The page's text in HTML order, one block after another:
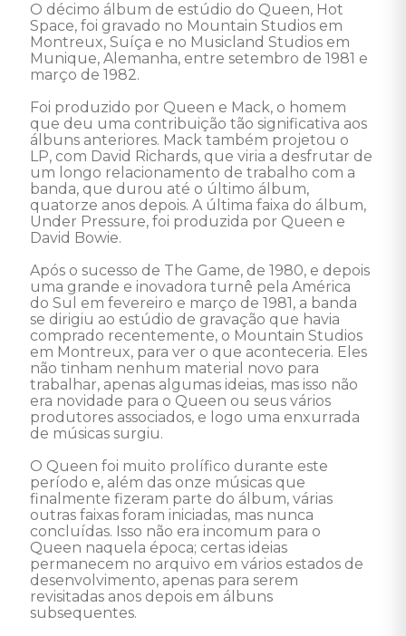
O décimo álbum de estúdio do Queen, Hot
Space, foi gravado no Mountain Studios em
Montreux, Suíça e no Musicland Studios em
Munique, Alemanha, entre setembro de 1981 e
março de 1982.
Foi produzido por Queen e Mack, o homem
que deu uma contribuição tão significativa aos
álbuns anteriores. Mack também projetou o
LP, com David Richards, que viria a desfrutar de
um longo relacionamento de trabalho com a
banda, que durou até o último álbum,
quatorze anos depois. A última faixa do álbum,
Under Pressure, foi produzida por Queen e
David Bowie.
Após o sucesso de The Game, de 1980, e depois
uma grande e inovadora turnê pela América
do Sul em fevereiro e março de 1981, a banda
se dirigiu ao estúdio de gravação que havia
comprado recentemente, o Mountain Studios
em Montreux, para ver o que aconteceria. Eles
não tinham nenhum material novo para
trabalhar, apenas algumas ideias, mas isso não
era novidade para o Queen ou seus vários
produtores associados, e logo uma enxurrada
de músicas surgiu.
O Queen foi muito prolífico durante este
período e, além das onze músicas que
finalmente fizeram parte do álbum, várias
outras faixas foram iniciadas, mas nunca
concluídas. Isso não era incomum para o
Queen naquela época; certas ideias
permanecem no arquivo em vários estados de
desenvolvimento, apenas para serem
revisitadas anos depois em álbuns
subsequentes.